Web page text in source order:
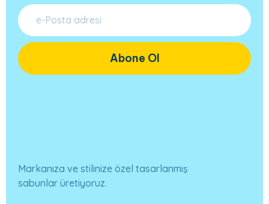
Abone Ol
Markanıza ve stilinize özel tasarlanmış
sabunlar üretiyoruz.